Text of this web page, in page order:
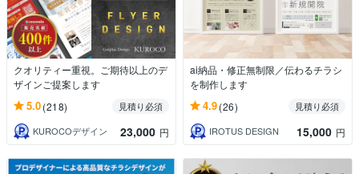
クオリティー重視。ご期待以上のデ
ザインご提案します
5.0(218)
見積り必須
KUROCOデザイン
23,000 円
ai納品・修正無制限／伝わるチラシ
を制作します
4.9(26)
見積り必須
IROTUS DESIGN
15,000 円